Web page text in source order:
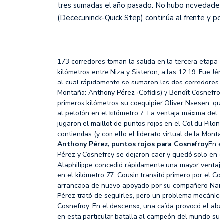
tres sumadas el año pasado. No hubo
(Dececuninck-Quick Step) continúa al frente y
173 corredores toman la salida en la tercera
kilómetros entre Niza y Sisteron, a las 12:19. Fue
al cual rápidamente se sumaron los dos
Montaña: Anthony Pérez (Cofidis) y Benoît
primeros kilómetros su coequipier Oliver Naesen,
al pelotón en el kilómetro 7. La ventaja máxima
jugaron el maillot de puntos rojos en el Col du Pilon
contiendas (y con ello el liderato virtual de la
Anthony Pérez, puntos rojos para CosnefroyEn
Pérez y Cosnefroy se dejaron caer y quedó solo
Alaphilippe concedió rápidamente una mayor
en el kilómetro 77. Cousin transitó primero por el
arrancaba de nuevo apoyado por su compañero
Pérez trató de seguirles, pero un problema
Cosnefroy. En el descenso, una caída provocó el
en esta particular batalla al campeón del mundo